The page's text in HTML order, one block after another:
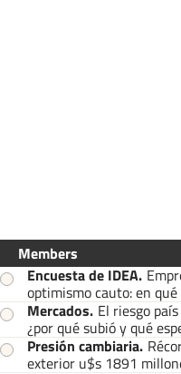
Members
Encuesta de IDEA.
optimismo cauto: en
Mercados. El riesgo
¿por qué subió y qué
Presión cambiaria.
exterior u$s 1891